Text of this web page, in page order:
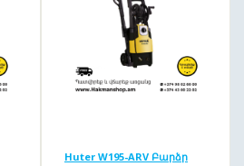
Huter W195-ARV Բարձր